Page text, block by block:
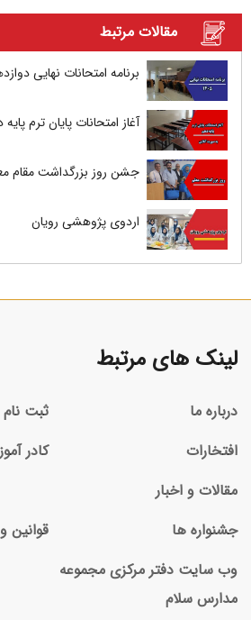
مقالات مرتبط
برنامه امتحانات نهایی دوازدهم
آغاز امتحانات پایان ترم
جشن روز بزرگداشت مقام
اردوی پژوهشی رویان
لینک های مرتبط
درباره ما
ثبت نام
افتخارات
کادر
مقالات و اخبار
جشنواره ها
قوانین
وب سایت دفتر مرکزی مجموعه
مدارس سلام